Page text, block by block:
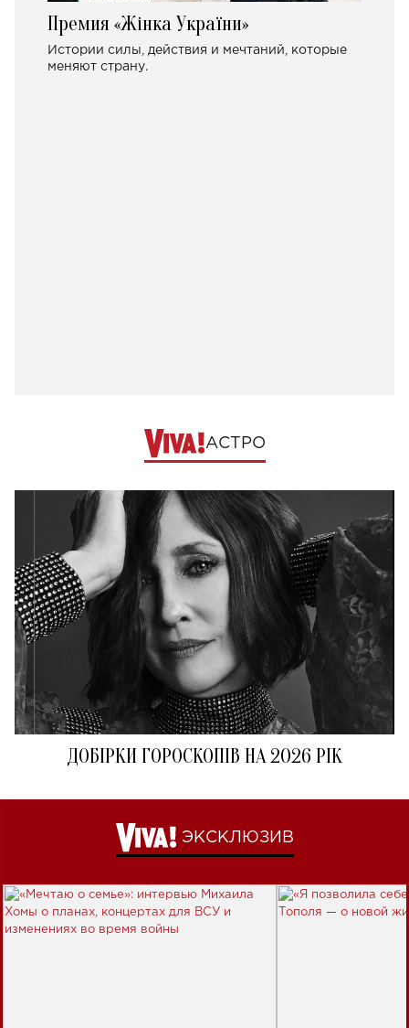
Премия «Жінка України»
Истории силы, действия и мечтаний, которые
меняют страну.
АСТРО
ДОБІРКИ ГОРОСКОПІВ НА 2026 РІК
ЭКСКЛЮЗИВ